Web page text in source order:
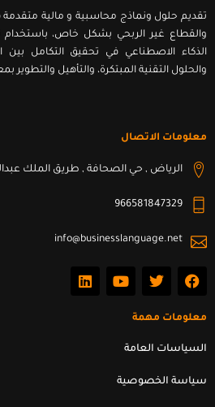
تقديم حلول ونماذج محاسبية و مالية
والقطاع غير الربحي بشكل خاص،
الذكاء الاصطناعي في تحقيق التكامل بين
والحلول التقنية المبتكرة، والتأهيل والتطوير
معلومات الاتصال
الرياض , حي الصحافة , طريق الملك
966581847329
info@businesslanguage.net
a
e
b
o
w
t
e
r
o
i
معلومات مهمة
السياسات العامة
سياسة الخصوصية